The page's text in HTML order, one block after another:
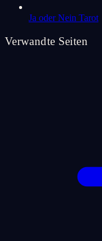
Ja oder Nein Tarot
Verwandte Seiten